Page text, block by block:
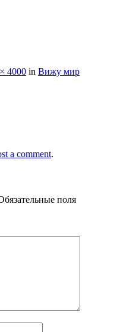
4000 in Вижу мир
a comment.
поля